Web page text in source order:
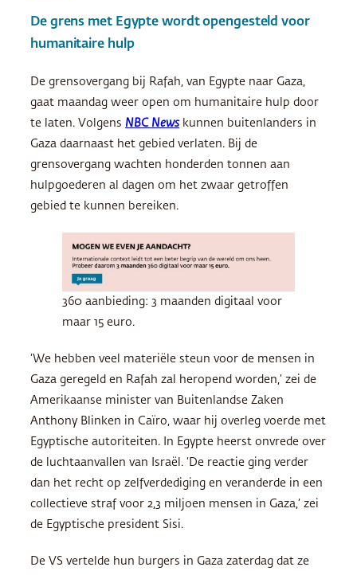
De grens met Egypte wordt opengesteld voor
humanitaire hulp
De grensovergang bij Rafah, van Egypte naar Gaza,
gaat maandag weer open om humanitaire hulp door
te laten. Volgens NBC Newskunnen buitenlanders in
Gaza daarnaast het gebied verlaten. Bij de
grensovergang wachten honderden tonnen aan
hulpgoederen al dagen om het zwaar getroffen
gebied te kunnen bereiken.
360 aanbieding: 3 maanden digitaal voor
maar 15 euro.
‘We hebben veel materiële steun voor de mensen in
Gaza geregeld en Rafah zal heropend worden,’ zei de
Amerikaanse minister van Buitenlandse Zaken
Anthony Blinken in Caïro, waar hij overleg voerde met
Egyptische autoriteiten. In Egypte heerst onvrede over
de luchtaanvallen van Israël. ‘De reactie ging verder
dan het recht op zelfverdediging en veranderde in een
collectieve straf voor 2,3 miljoen mensen in Gaza,’ zei
de Egyptische president Sisi.
De VS vertelde hun burgers in Gaza zaterdag dat ze